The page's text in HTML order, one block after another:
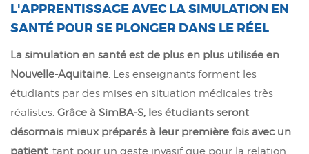
L'APPRENTISSAGE AVEC LA SIMULATION EN
SANTÉ POUR SE PLONGER DANS LE RÉEL
La simulation en santé est de plus en plus utilisée en
Nouvelle-Aquitaine. Les enseignants forment les
étudiants par des mises en situation médicales très
réalistes. Grâce à SimBA-S, les étudiants seront
désormais mieux préparés à leur première fois avec un
patient, tant pour un geste invasif que pour la relation